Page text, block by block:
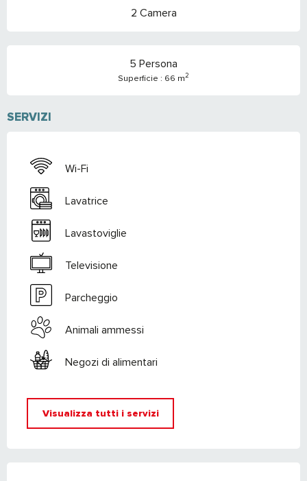
2 Camera
5 Persona
Superficie : 66 m2
SERVIZI
Wi-Fi
Lavatrice
Lavastoviglie
Televisione
Parcheggio
Animali ammessi
Negozi di alimentari
Visualizza tutti i servizi